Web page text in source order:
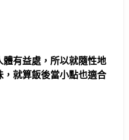
有益處，所以就隨性地
就算飯後當小點也適合